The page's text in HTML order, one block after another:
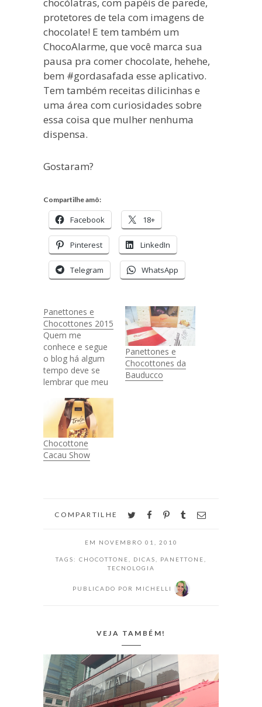
protetores de tela com imagens de
chocolate! E tem também um
ChocoAlarme, que você marca sua
pausa pra comer chocolate, hehehe,
bem #gordasafada esse aplicativo.
Tem também receitas dilicinhas e
uma área com curiosidades sobre
essa coisa que mulher nenhuma
dispensa.
Gostaram?
Compartilhe amô:
Facebook 18+
Pinterest LinkedIn
Telegram WhatsApp
Panettones e
Chocottones 2015
Quem me
conhece e segue
o blog há algum
tempo deve se
lembrar que meu
chamava
Chocottone até
alguns meses
atrás. Poisé e não
é por mera
coincidência. Eu
ninguém
panettone da…
Panettones e
Chocottones da
Bauducco
Chocottone
Cacau Show
COMPARTILHE twitterfacebookpinterest
tumblr
EM NOVEMBRO 01, 2010
TAGS: CHOCOTTONE DICAS PANETTONE
TECNOLOGIA
PUBLICADO POR MICHELLI
VEJA TAMBÉM!